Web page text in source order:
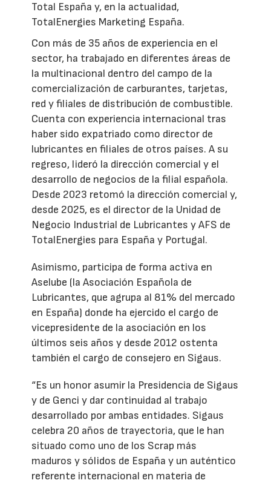
Total España y, en la actualidad,
TotalEnergies Marketing España.
Con más de 35 años de experiencia en el
sector, ha trabajado en diferentes áreas de
la multinacional dentro del campo de la
comercialización de carburantes, tarjetas,
red y filiales de distribución de combustible.
Cuenta con experiencia internacional tras
haber sido expatriado como director de
lubricantes en filiales de otros países. A su
regreso, lideró la dirección comercial y el
desarrollo de negocios de la filial española.
Desde 2023 retomó la dirección comercial y,
desde 2025, es el director de la Unidad de
Negocio Industrial de Lubricantes y AFS de
TotalEnergies para España y Portugal.
Asimismo, participa de forma activa en
Aselube (la Asociación Española de
Lubricantes, que agrupa al 81% del mercado
en España) donde ha ejercido el cargo de
vicepresidente de la asociación en los
últimos seis años y desde 2012 ostenta
también el cargo de consejero en Sigaus.
“Es un honor asumir la Presidencia de Sigaus
y de Genci y dar continuidad al trabajo
desarrollado por ambas entidades. Sigaus
celebra 20 años de trayectoria, que le han
situado como uno de los Scrap más
maduros y sólidos de España y un auténtico
referente internacional en materia de